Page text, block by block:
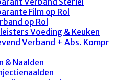
Film op Rol
op Rol
Voeding & Keuken
Verband + Abs. Kompr
& Naalden